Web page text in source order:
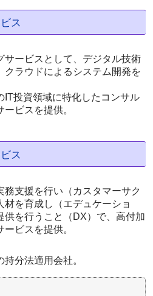
ス
サービスとして、デジタル技術
クラウドによるシステム開発を
IT投資領域に特化したコンサル
ビスを提供。
ス
務支援を行い（カスタマーサク
を育成し（エデュケーショ
供を行うこと（DX）で、高付加
ビスを提供。
分法適用会社。